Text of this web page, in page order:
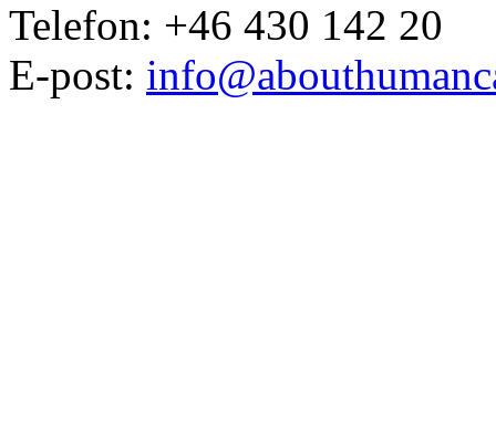
Telefon: +46 430 142 20
E-post: